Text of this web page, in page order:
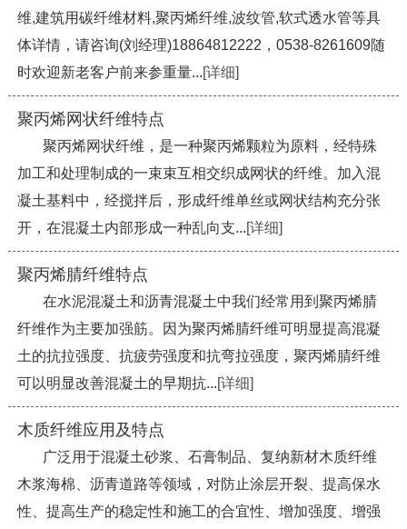
聚丙烯束状铰联纤维
维,建筑用碳纤维材料,聚丙烯纤维,波纹管,软式透水管等具
体详情，请咨询(刘经理)18864812222，0538-8261609随
时欢迎新老客户前来参重量...[详细]
聚丙烯网状纤维特点
聚丙烯网状纤维，是一种聚丙烯颗粒为原料，经特殊
加工和处理制成的一束束互相交织成网状的纤维。加入混
凝土基料中，经搅拌后，形成纤维单丝或网状结构充分张
开，在混凝土内部形成一种乱向支...[详细]
聚丙烯腈纤维特点
在水泥混凝土和沥青混凝土中我们经常用到聚丙烯腈
纤维作为主要加强筋。因为聚丙烯腈纤维可明显提高混凝
土的抗拉强度、抗疲劳强度和抗弯拉强度，聚丙烯腈纤维
可以明显改善混凝土的早期抗...[详细]
木质纤维应用及特点
广泛用于混凝土砂浆、石膏制品、复纳新材木质纤维
木浆海棉、沥青道路等领域，对防止涂层开裂、提高保水
性、提高生产的稳定性和施工的合宜性、增加强度、增强